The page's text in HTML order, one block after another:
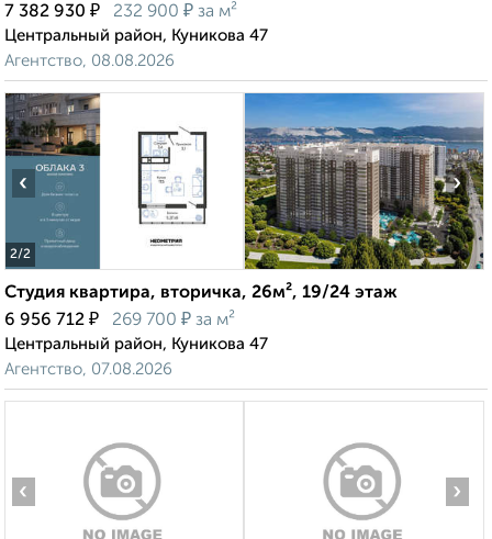
7 382 930 ₽ 232 900 ₽ за м²
Центральный район, Куникова 47
Агентство, 08.08.2026
2/2
‹ ›
Студия квартира, вторичка, 26м², 19/24 этаж
6 956 712 ₽ 269 700 ₽ за м²
Центральный район, Куникова 47
Агентство, 07.08.2026
‹ ›